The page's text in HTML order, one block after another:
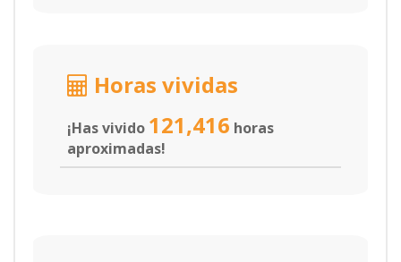
Horas vividas
¡Has vivido 121,416 horas
aproximadas!